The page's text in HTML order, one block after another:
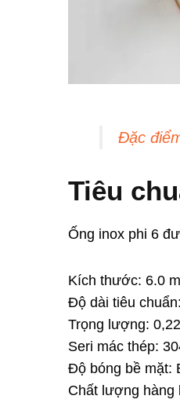
Đặc
Tiêu
Ống inox phi 6
Kích thước: 6.0
Độ dài tiêu
Trọng lượng:
Seri mác thép:
Độ bóng bề mặt:
Chất lượng hàng